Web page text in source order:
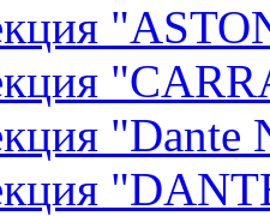
"Dante